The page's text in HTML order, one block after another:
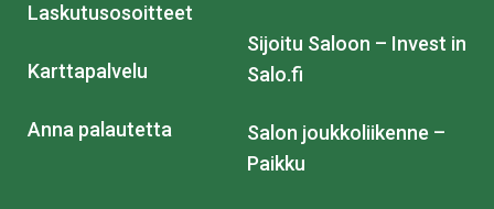
Laskutusosoitteet
Karttapalvelu
Anna palautetta
Sijoitu Saloon – Invest in
Salo.fi
Salon joukkoliikenne –
Paikku